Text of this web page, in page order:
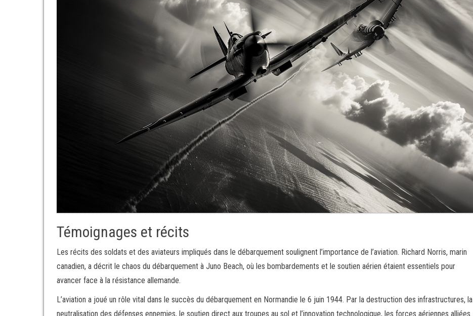
Témoignages et récits
Les récits des soldats et des aviateurs impliqués dans le débarquement soulignent l’importance de l’aviation. Richard Norris, marin
canadien, a décrit le chaos du débarquement à Juno Beach, où les bombardements et le soutien aérien étaient essentiels pour
avancer face à la résistance allemande.
L’aviation a joué un rôle vital dans le succès du débarquement en Normandie le 6 juin 1944. Par la destruction des infrastructures, la
neutralisation des défenses ennemies, le soutien direct aux troupes au sol et l’innovation technologique, les forces aériennes alliées